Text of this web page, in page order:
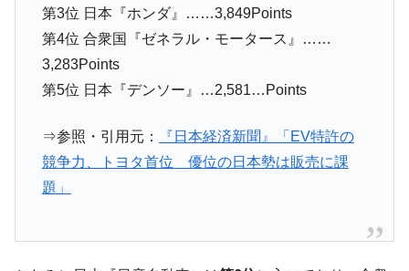
は韓国で『BYD』車は売れている。6カ月で対前年同期比
1.9倍！
『Money1』
在韓米国大使スティールが着韓！⇒ さっそ
く空港に詰めかけ「出て行け！」「極右勢力」のプラカー
『Money1』
韓国政府「2035年までに18.4GW規模のAIデ
ータセンター整備」⇒ だから無理だってば。
『Money1』
『Money1』
韓国『国民年金公団』株価暴落で200兆蒸
第3位 日本『ホンダ』……3,849Points
第4位 合衆国『ゼネラル・モータース』……
3,283Points
第5位 日本『デンソー』…2,581…Points
⇒参照・引用元：
『日本経済新聞』「EV特許の
競争力、トヨタ首位 優位の日本勢は販売に課
題」